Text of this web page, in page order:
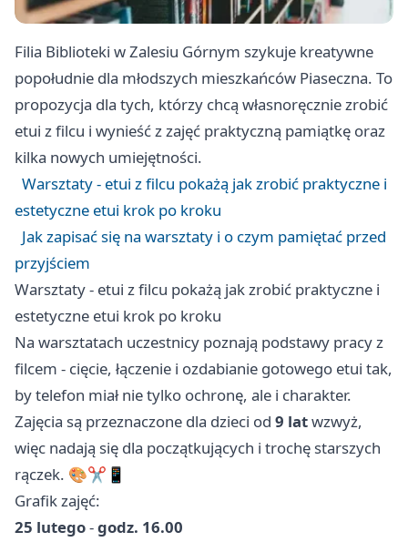
Filia Biblioteki w Zalesiu Górnym szykuje kreatywne
popołudnie dla młodszych mieszkańców Piaseczna. To
propozycja dla tych, którzy chcą własnoręcznie zrobić
etui z filcu i wynieść z zajęć praktyczną pamiątkę oraz
kilka nowych umiejętności.
Warsztaty - etui z filcu pokażą jak zrobić praktyczne i
estetyczne etui krok po kroku
Jak zapisać się na warsztaty i o czym pamiętać przed
przyjściem
Warsztaty - etui z filcu pokażą jak zrobić praktyczne i
estetyczne etui krok po kroku
Na warsztatach uczestnicy poznają podstawy pracy z
filcem - cięcie, łączenie i ozdabianie gotowego etui tak,
by telefon miał nie tylko ochronę, ale i charakter.
Zajęcia są przeznaczone dla dzieci od 9 latwzwyż,
więc nadają się dla początkujących i trochę starszych
rączek. 🎨✂️📱
Grafik zajęć:
25 lutego-godz. 16.00